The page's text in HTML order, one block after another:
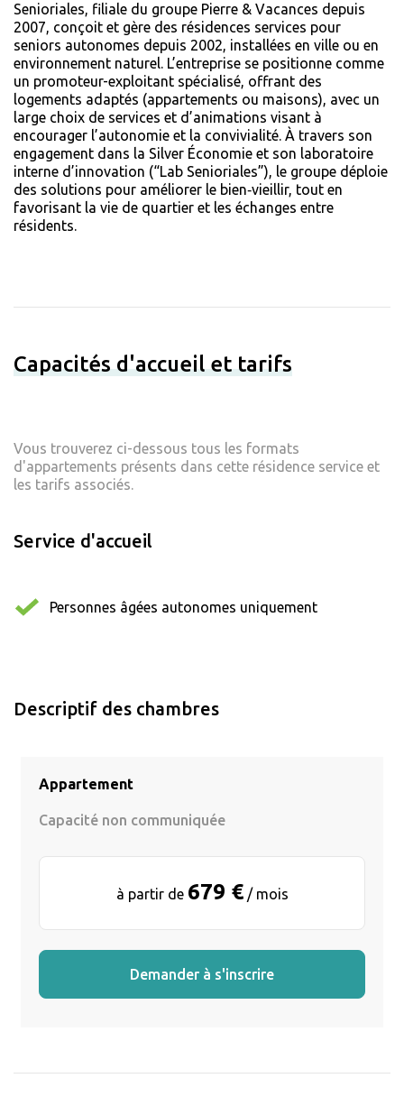
Senioriales, filiale du groupe Pierre & Vacances depuis
2007, conçoit et gère des résidences services pour
seniors autonomes depuis 2002, installées en ville ou en
environnement naturel. L’entreprise se positionne comme
un promoteur-exploitant spécialisé, offrant des
logements adaptés (appartements ou maisons), avec un
large choix de services et d’animations visant à
encourager l’autonomie et la convivialité. À travers son
engagement dans la Silver Économie et son laboratoire
interne d’innovation (“Lab Senioriales”), le groupe déploie
des solutions pour améliorer le bien‑vieillir, tout en
favorisant la vie de quartier et les échanges entre
résidents.
Capacités d'accueil et tarifs
Vous trouverez ci-dessous tous les formats
d'appartements présents dans cette résidence service et
les tarifs associés.
Service d'accueil
Personnes âgées autonomes uniquement
Descriptif des chambres
Appartement
Capacité non communiquée
à partir de 679 €/ mois
Demander à s'inscrire